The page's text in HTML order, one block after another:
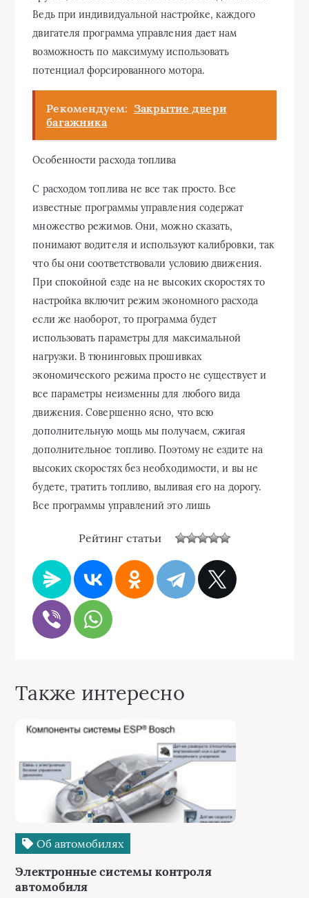
Ведь при индивидуальной настройке, каждого
двигателя программа управления дает нам
возможность по максимуму использовать
потенциал форсированного мотора.
Рекомендуем: Закрытие двери
багажника
Особенности расхода топлива
С расходом топлива не все так просто. Все
известные программы управления содержат
множество режимов. Они, можно сказать,
понимают водителя и используют калибровки, так
что бы они соответствовали условию движения.
При спокойной езде на не высоких скоростях то
настройка включит режим экономного расхода
если же наоборот, то программа будет
использовать параметры для максимальной
нагрузки. В тюнинговых прошивках
экономического режима просто не существует и
все параметры неизменны для любого вида
движения. Совершенно ясно, что всю
дополнительную мощь мы получаем, сжигая
дополнительное топливо. Поэтому не ездите на
высоких скоростях без необходимости, и вы не
будете, тратить топливо, выливая его на дорогу.
Все программы управлений это лишь
Рейтинг статьи
Также интересно
Об автомобилях
Электронные системы контроля
автомобиля